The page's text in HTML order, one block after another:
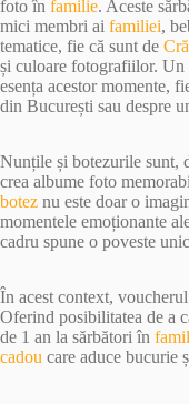
foto în familie. Aceste
mici membri ai familiei,
tematice, fie că sunt de
și culoare fotografiilor. Un
esența acestor momente,
din București sau despre
Nunțile și botezurile sunt,
crea albume foto
botez nu este doar o
momentele emoționante
cadru spune o poveste
În acest context,
Oferind posibilitatea de a
de 1 an la sărbători în
cadou care aduce bucurie